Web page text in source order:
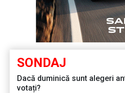
SONDAJ
Dacă duminică sunt alegeri
votați?